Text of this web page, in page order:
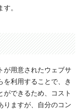
。
が用意されたウェブサ
を利用することで、き
ができるため、コスト
りますが、自分のコン